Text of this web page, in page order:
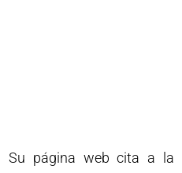
Su página web cita a la